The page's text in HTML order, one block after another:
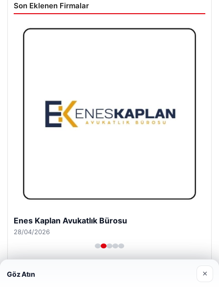
Son Eklenen Firmalar
Enes Kaplan Avukatlık Bürosu
28/04/2026
Göz Atın ×